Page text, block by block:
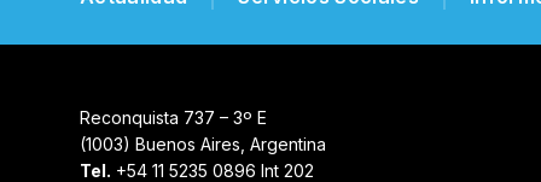
Reconquista 737 – 3º E
(1003) Buenos Aires, Argentina
Tel. +54 11 5235 0896 Int 202